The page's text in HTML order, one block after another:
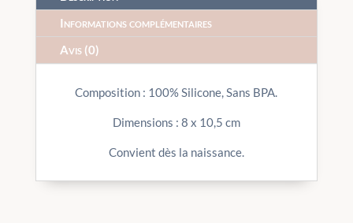
Informations complémentaires
Avis (0)
Composition : 100% Silicone, Sans BPA.
Dimensions : 8 x 10,5 cm
Convient dès la naissance.